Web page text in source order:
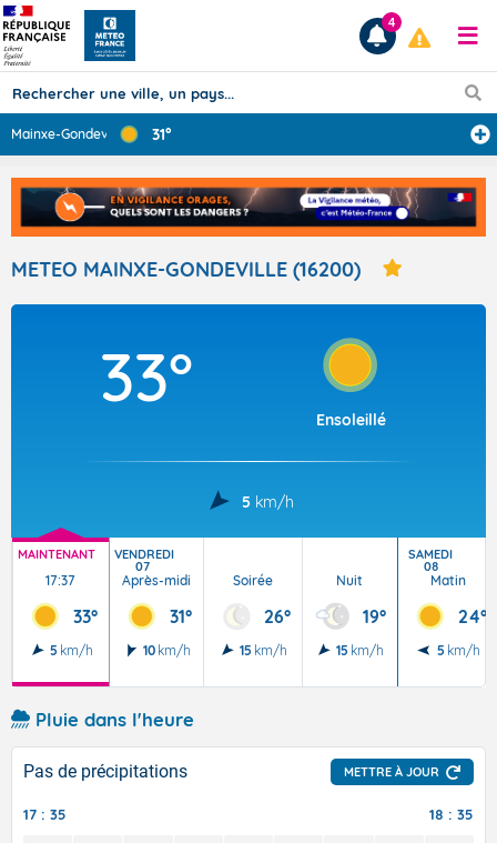
Prévisions
TOUS LES RÉSULTATS
Articles
4
Mainxe-Gondevil ... 31°
METEO MAINXE-GONDEVILLE (16200)
33°
Ensoleillé
5 km/h
MAINTENANT
17:37
33°
5 km/h
VENDREDI
07
Après-midi
31°
10 km/h
Soirée
26°
15 km/h
Nuit
19°
15 km/h
SAMEDI
08
Matin
24°
5 km/h
Pluie dans l'heure
Pas de précipitations METTRE À JOUR
17 : 35 18 : 35